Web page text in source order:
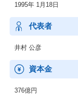
◆各種専門チャンネル
では、17チャンネル
◆各種VODサービス
X」
◆映画の企画製作、配
1995年 1月18日
代表者
井村 公彦
資本金
376億円